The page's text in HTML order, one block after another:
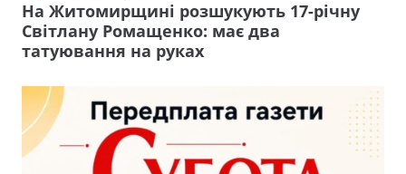
На Житомирщині розшукують 17-річну
Світлану Ромащенко: має два
татуювання на руках